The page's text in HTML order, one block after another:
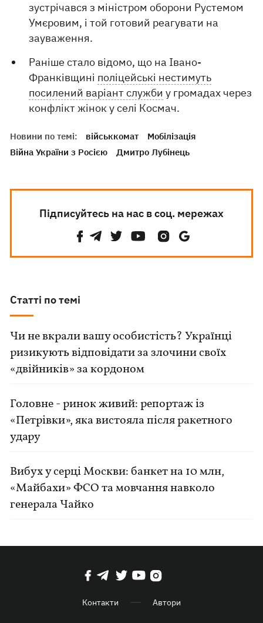
зустрічався з міністром оборони Рустемом
Умєровим, і той готовий реагувати на
зауваження.
Раніше стало відомо, що на Івано-
Франківщині поліцейські нестимуть
посилений варіант служби у громадах через
конфлікт жінок у селі Космач.
Новини по темі: військкомат
Мобілізація
Війна України з Росією
Дмитро Лубінець
Підписуйтесь на нас в соц. мережах
Статті по темі
Чи не вкрали вашу особистість? Українці
ризикують відповідати за злочини своїх
«двійників» за кордоном
Головне - ринок живий: репортаж із
«Петрівки», яка вистояла після ракетного
удару
Вибух у серці Москви: банкет на 10 млн,
«Майбахи» ФСО та мовчання навколо
генерала Чайко
Контакти Автори